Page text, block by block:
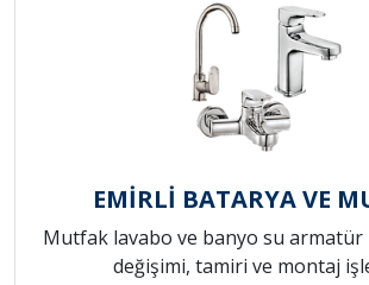
EMİRLİ BATARYA VE
Mutfak lavabo ve banyo su armatür
değişimi, tamiri ve montaj